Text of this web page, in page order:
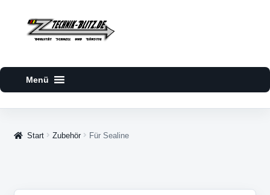
Navigation
springen
Inhalt
springen
Start Zubehör Für Sealine